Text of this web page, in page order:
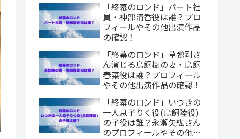
「終幕のロンド」パート社
員・神部清香役は誰？プロ
フィールやその他出演作品
の確認！
「終幕のロンド」草彅剛さ
ん演じる鳥飼樹の妻・鳥飼
春菜役は誰？プロフィール
やその他出演作品の確認！
「終幕のロンド」いつきの
一人息子りく役(鳥飼陸役)
の子役は誰？永瀬矢紘さん
のプロフィールやその他出